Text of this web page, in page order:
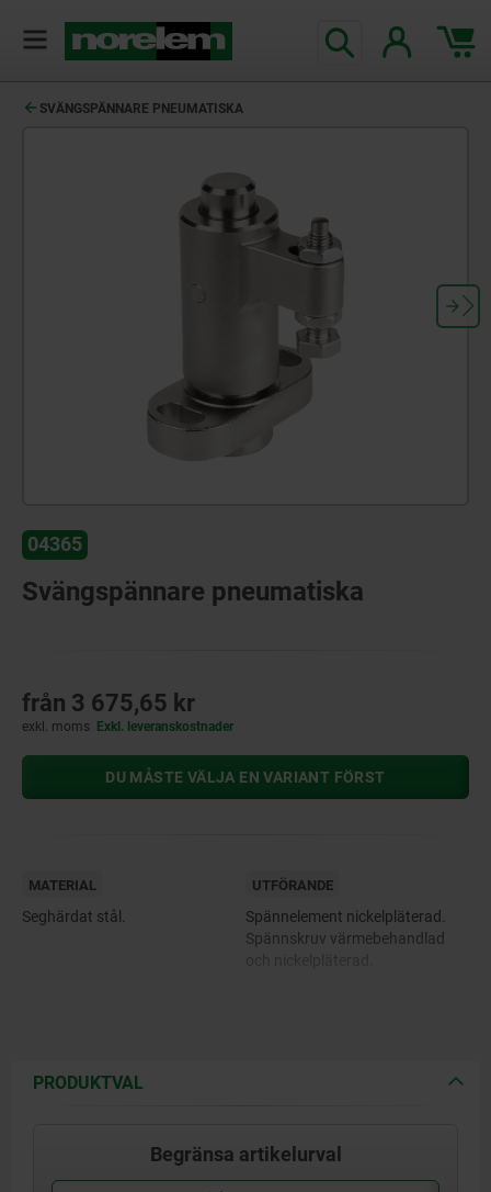
SVÄNGSPÄNNARE PNEUMATISKA
04365
Svängspännare pneumatiska
från 3 675,65 kr
exkl. moms Exkl. leveranskostnader
DU MÅSTE VÄLJA EN VARIANT FÖRST
MATERIAL
Seghärdat stål.
UTFÖRANDE
Spännelement nickelpläterad.
Spännskruv värmebehandlad
PRODUKTVAL
Begränsa artikelurval